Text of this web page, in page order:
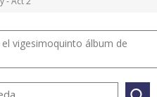
vigesimoquinto álbum de